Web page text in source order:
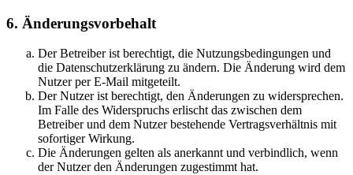
6. Änderungsvorbehalt
Der Betreiber ist berechtigt, die Nutzungsbedingungen und
die Datenschutzerklärung zu ändern. Die Änderung wird dem
Nutzer per E-Mail mitgeteilt.
Der Nutzer ist berechtigt, den Änderungen zu widersprechen.
Im Falle des Widerspruchs erlischt das zwischen dem
Betreiber und dem Nutzer bestehende Vertragsverhältnis mit
sofortiger Wirkung.
Die Änderungen gelten als anerkannt und verbindlich, wenn
der Nutzer den Änderungen zugestimmt hat.